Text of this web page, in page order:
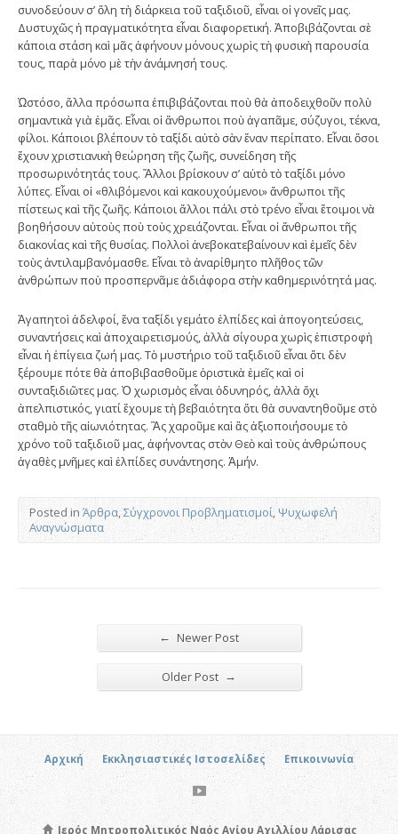
συνοδεύουν σ’ ὅλη τὴ διάρκεια τοῦ ταξιδιοῦ, εἶναι οἱ γονεῖς μας.
Δυστυχῶς ἡ πραγματικότητα εἶναι διαφορετική. Ἀποβιβάζονται σὲ
κάποια στάση καὶ μᾶς ἀφήνουν μόνους χωρὶς τὴ φυσικὴ παρουσία
τους, παρὰ μόνο μὲ τὴν ἀνάμνησή τους.
Ὡστόσο, ἄλλα πρόσωπα ἐπιβιβάζονται ποὺ θὰ ἀποδειχθοῦν πολὺ
σημαντικὰ γιὰ ἐμᾶς. Εἶναι οἱ ἄνθρωποι ποὺ ἀγαπᾶμε, σύζυγοι, τέκνα,
φίλοι. Κάποιοι βλέπουν τὸ ταξίδι αὐτὸ σὰν ἕναν περίπατο. Εἶναι ὅσοι
ἔχουν χριστιανικὴ θεώρηση τῆς ζωῆς, συνείδηση τῆς
προσωρινότητάς τους. Ἄλλοι βρίσκουν σ’ αὐτὸ τὸ ταξίδι μόνο
λύπες. Εἶναι οἱ «θλιβόμενοι καὶ κακουχούμενοι» ἄνθρωποι τῆς
πίστεως καὶ τῆς ζωῆς. Κάποιοι ἄλλοι πάλι στὸ τρένο εἶναι ἕτοιμοι νὰ
βοηθήσουν αὐτοὺς ποὺ τοὺς χρειάζονται. Εἶναι οἱ ἄνθρωποι τῆς
διακονίας καὶ τῆς θυσίας. Πολλοὶ ἀνεβοκατεβαίνουν καὶ ἐμεῖς δὲν
τοὺς ἀντιλαμβανόμασθε. Εἶναι τὸ ἀναρίθμητο πλῆθος τῶν
ἀνθρώπων ποὺ προσπερνᾶμε ἀδιάφορα στὴν καθημερινότητά μας.
Ἀγαπητοὶ ἀδελφοί, ἕνα ταξίδι γεμάτο ἐλπίδες καὶ ἀπογοητεύσεις,
συναντήσεις καὶ ἀποχαιρετισμούς, ἀλλὰ σίγουρα χωρὶς ἐπιστροφὴ
εἶναι ἡ ἐπίγεια ζωή μας. Τὸ μυστήριο τοῦ ταξιδιοῦ εἶναι ὅτι δὲν
ξέρουμε πότε θὰ ἀποβιβασθοῦμε ὁριστικὰ ἐμεῖς καὶ οἱ
συνταξιδιῶτες μας. Ὁ χωρισμὸς εἶναι ὀδυνηρός, ἀλλὰ ὄχι
ἀπελπιστικός, γιατί ἔχουμε τὴ βεβαιότητα ὅτι θὰ συναντηθοῦμε στὸ
σταθμὸ τῆς αἰωνιότητας. Ἂς χαροῦμε καὶ ἂς ἀξιοποιήσουμε τὸ
χρόνο τοῦ ταξιδιοῦ μας, ἀφήνοντας στὸν Θεὸ καὶ τοὺς ἀνθρώπους
ἀγαθὲς μνῆμες καὶ ἐλπίδες συνάντησης. Ἀμήν.
Posted in Άρθρα,Σύγχρονοι Προβληματισμοί,Ψυχωφελή
Αναγνώσματα
← Newer Post
Older Post →
Αρχική Εκκλησιαστικές Ιστοσελίδες Επικοινωνία
Ιερός Μητροπολιτικός Ναός Αγίου Αχιλλίου Λάρισας